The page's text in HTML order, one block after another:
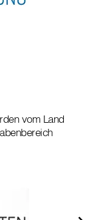
vom Land